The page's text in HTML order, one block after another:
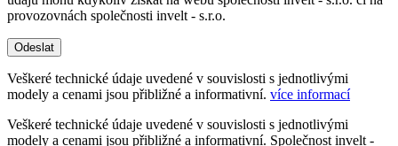
provozovnách společnosti invelt - s.r.o.
Odeslat
Veškeré technické údaje uvedené v souvislosti s jednotlivými
modely a cenami jsou přibližné a informativní. více informací
Veškeré technické údaje uvedené v souvislosti s jednotlivými
modely a cenami jsou přibližné a informativní. Společnost invelt -